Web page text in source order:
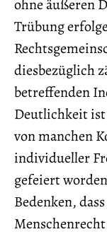
ohne äußeren
Trübung
diesbezüglich
betreffenden
Deutlichkeit ist
von manchen
individueller
gefeiert
Bedenken,